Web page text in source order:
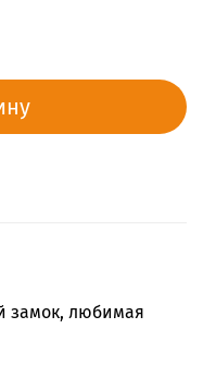
замок, любимая